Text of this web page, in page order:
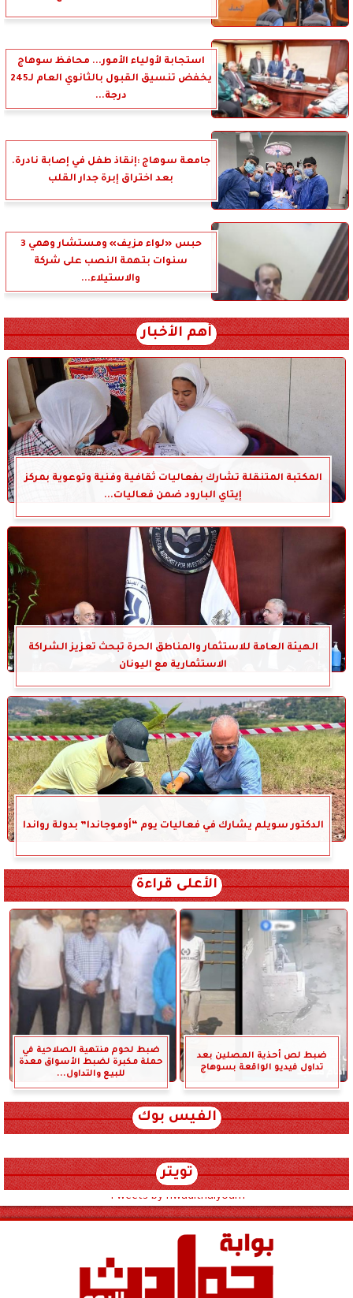
استجابة لأولياء الأمور... محافظ سوهاج
يخفض تنسيق القبول بالثانوي العام لـ245
درجة...
جامعة سوهاج :إنقاذ طفل في إصابة نادرة.
بعد اختراق إبرة جدار القلب
حبس «لواء مزيف» ومستشار وهمي 3
سنوات بتهمة النصب على شركة
والاستيلاء...
أهم الأخبار
المكتبة المتنقلة تشارك بفعاليات ثقافية وفنية وتوعوية بمركز
إيتاي البارود ضمن فعاليات...
الهيئة العامة للاستثمار والمناطق الحرة تبحث تعزيز الشراكة
الاستثمارية مع اليونان
الدكتور سويلم يشارك في فعاليات يوم “أوموجاندا” بدولة رواندا
الأعلى قراءة
ضبط لص أحذية المصلين بعد
تداول فيديو الواقعة بسوهاج
ضبط لحوم منتهية الصلاحية في
حملة مكبرة لضبط الأسواق معدة
للبيع والتداول...
الفيس بوك
تويتر
Tweets by hwadithalyoum